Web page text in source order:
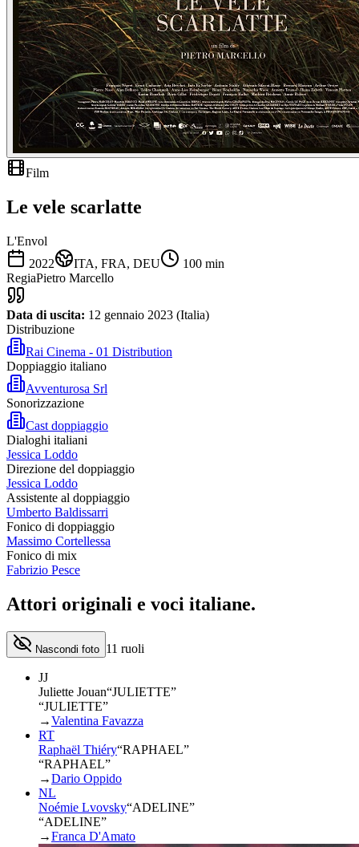
Film
Le vele scarlatte
L'Envol
2022
ITA, FRA, DEU 100 min
RegiaPietro Marcello
Data di uscita: 12 gennaio 2023 (Italia)
Distribuzione
Rai Cinema - 01 Distribution
Doppiaggio italiano
Avventurosa Srl
Sonorizzazione
Cast doppiaggio
Dialoghi italiani
Jessica Loddo
Direzione del doppiaggio
Jessica Loddo
Assistente al doppiaggio
Umberto Baldissarri
Fonico di doppiaggio
Massimo Cortellessa
Fonico di mix
Fabrizio Pesce
Attori originali e voci italiane.
Nascondi foto 11 ruoli
JJ
Juliette Jouan“JULIETTE”
“JULIETTE”
→Valentina Favazza
RT
Raphaël Thiéry“RAPHAEL”
“RAPHAEL”
→Dario Oppido
NL
Noémie Lvovsky“ADELINE”
“ADELINE”
→Franca D'Amato